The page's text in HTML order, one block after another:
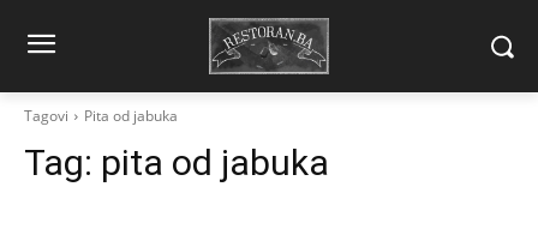
Tagovi Pita od jabuka
Tag: pita od jabuka